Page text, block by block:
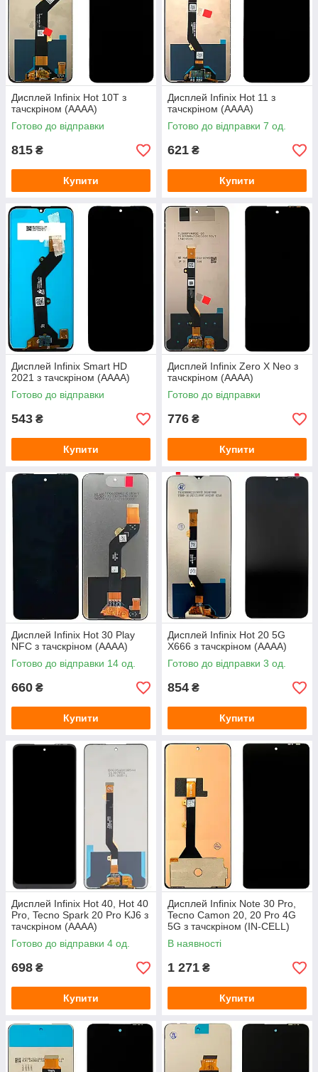
Дисплей Infinix Hot 10T з
тачскріном (AAAA)
Готово до відправки
815 ₴
Купити
Дисплей Infinix Hot 11 з
тачскріном (AAAA)
Готово до відправки 7 од.
621 ₴
Купити
Дисплей Infinix Smart HD
2021 з тачскріном (AAAA)
Готово до відправки
543 ₴
Купити
Дисплей Infinix Zero X Neo з
тачскріном (AAAA)
Готово до відправки
776 ₴
Купити
Дисплей Infinix Hot 30 Play
NFC з тачскріном (AAAA)
Готово до відправки 14 од.
660 ₴
Купити
Дисплей Infinix Hot 20 5G
X666 з тачскріном (AAAA)
Готово до відправки 3 од.
854 ₴
Купити
Дисплей Infinix Hot 40, Hot 40
Pro, Tecno Spark 20 Pro KJ6 з
тачскріном (AAAA)
Готово до відправки 4 од.
698 ₴
Купити
Дисплей Infinix Note 30 Pro,
Tecno Camon 20, 20 Pro 4G
5G з тачскріном (IN-CELL)
В наявності
1 271 ₴
Купити